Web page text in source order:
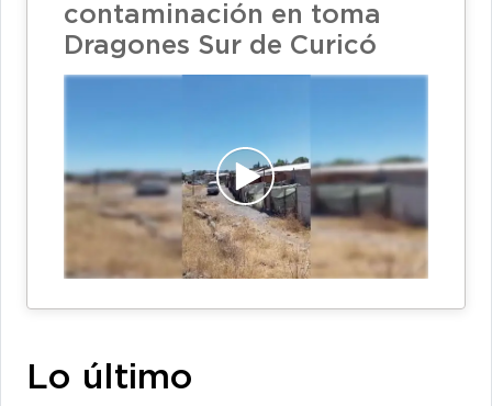
contaminación en toma
Dragones Sur de Curicó
Lo último